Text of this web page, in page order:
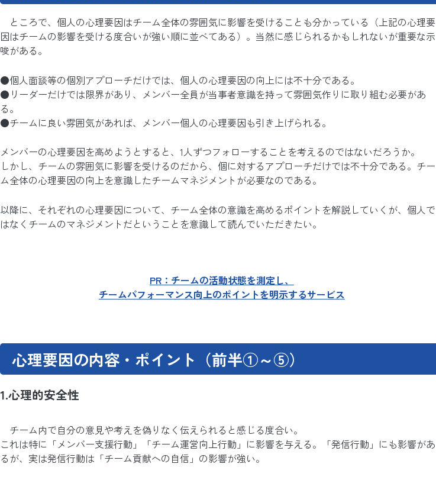
ところで、個人の心理要因はチーム全体の雰囲気に影響を受けることも分かっている（上記の心理要
因はチームの影響を受ける度合いが強い順に並べてある）。当然に感じられるかもしれないが重要な示
唆がある。
●個人面談等の個別アプローチだけでは、個人の心理要因の向上には不十分である。
●リーダーだけでは限界があり、メンバー全員が当事者意識を持って雰囲気作りに取り組む必要があ
る。
●チームに良い雰囲気があれば、メンバー個人の心理要因も引き上げられる。
メンバーの心理要因を高めようとすると、1人ずつフォローすることを考えるのではないだろうか。
しかし、チームの雰囲気に影響を受けるのだから、個に対するアプローチだけでは不十分である。チー
ム全体の心理要因の向上を意識したチームマネジメントが必要なのである。
以降に、それぞれの心理要因について、チーム全体の意識を高めるポイントを解説していくが、個人で
はなくチームのマネジメントだということを意識して読んでいただきたい。
PR：チームの活動状態を測定し、
チームパフォーマンス向上のポイントを明示するサービス
心理要因の内容・ポイント（前半①～⑤）
1.心理的安全性
チーム内で自分の意見や考えを偽りなく伝えられると感じる度合い。
これは特に「メンバー支援行動」「チーム運営向上行動」に影響を与える。「発信行動」にも影響があ
るが、実は発信行動は「チーム貢献への自信」の影響が強い。